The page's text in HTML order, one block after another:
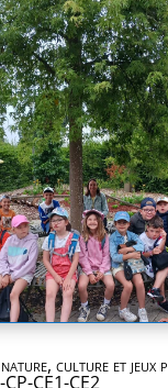
culture et jeux
CP-CE1-CE2